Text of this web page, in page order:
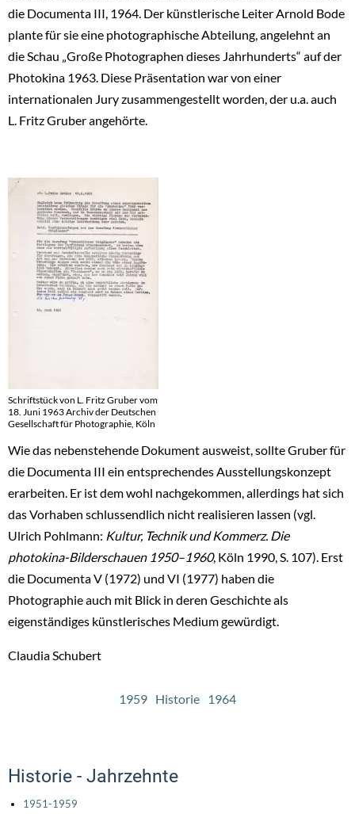
die Documenta III, 1964. Der künstlerische Leiter Arnold Bode
plante für sie eine photographische Abteilung, angelehnt an
die Schau „Große Photographen dieses Jahrhunderts“ auf der
Photokina 1963. Diese Präsentation war von einer
internationalen Jury zusammengestellt worden, der u.a. auch
L. Fritz Gruber angehörte.
Schriftstück von L. Fritz Gruber vom
18. Juni 1963 Archiv der Deutschen
Gesellschaft für Photographie, Köln
Wie das nebenstehende Dokument ausweist, sollte Gruber für
die Documenta III ein entsprechendes Ausstellungskonzept
erarbeiten. Er ist dem wohl nachgekommen, allerdings hat sich
das Vorhaben schlussendlich nicht realisieren lassen (vgl.
Ulrich Pohlmann: Kultur, Technik und Kommerz. Die
photokina-Bilderschauen 1950–1960, Köln 1990, S. 107). Erst
die Documenta V (1972) und VI (1977) haben die
Photographie auch mit Blick in deren Geschichte als
eigenständiges künstlerisches Medium gewürdigt.
Claudia Schubert
1959 Historie 1964
Historie - Jahrzehnte
1951-1959